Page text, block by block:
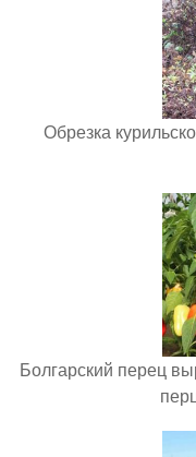
Обрезка
Болгарский перец